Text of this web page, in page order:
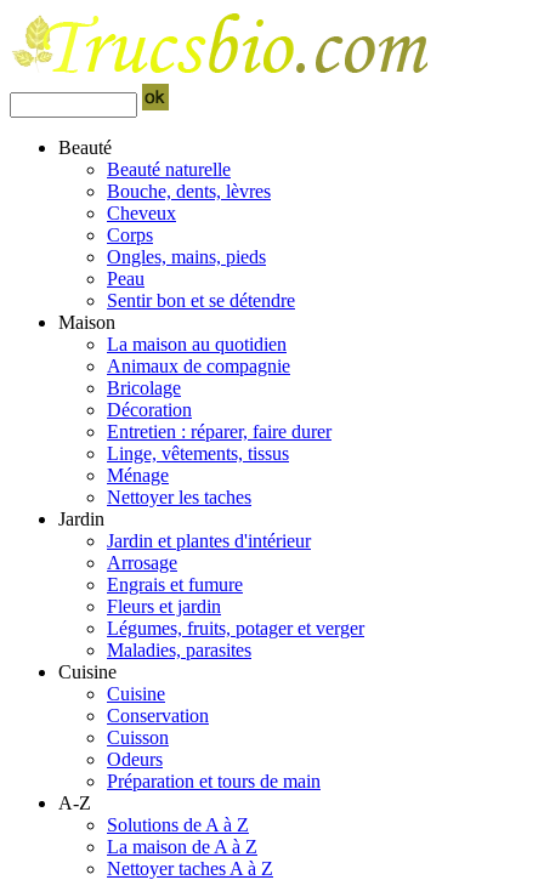
Beauté
Beauté naturelle
Bouche, dents, lèvres
Cheveux
Corps
Ongles, mains, pieds
Peau
Sentir bon et se détendre
Maison
La maison au quotidien
Animaux de compagnie
Bricolage
Décoration
Entretien : réparer, faire durer
Linge, vêtements, tissus
Ménage
Nettoyer les taches
Jardin
Jardin et plantes d'intérieur
Arrosage
Engrais et fumure
Fleurs et jardin
Légumes, fruits, potager et verger
Maladies, parasites
Cuisine
Cuisine
Conservation
Cuisson
Odeurs
Préparation et tours de main
A-Z
Solutions de A à Z
La maison de A à Z
Nettoyer taches A à Z